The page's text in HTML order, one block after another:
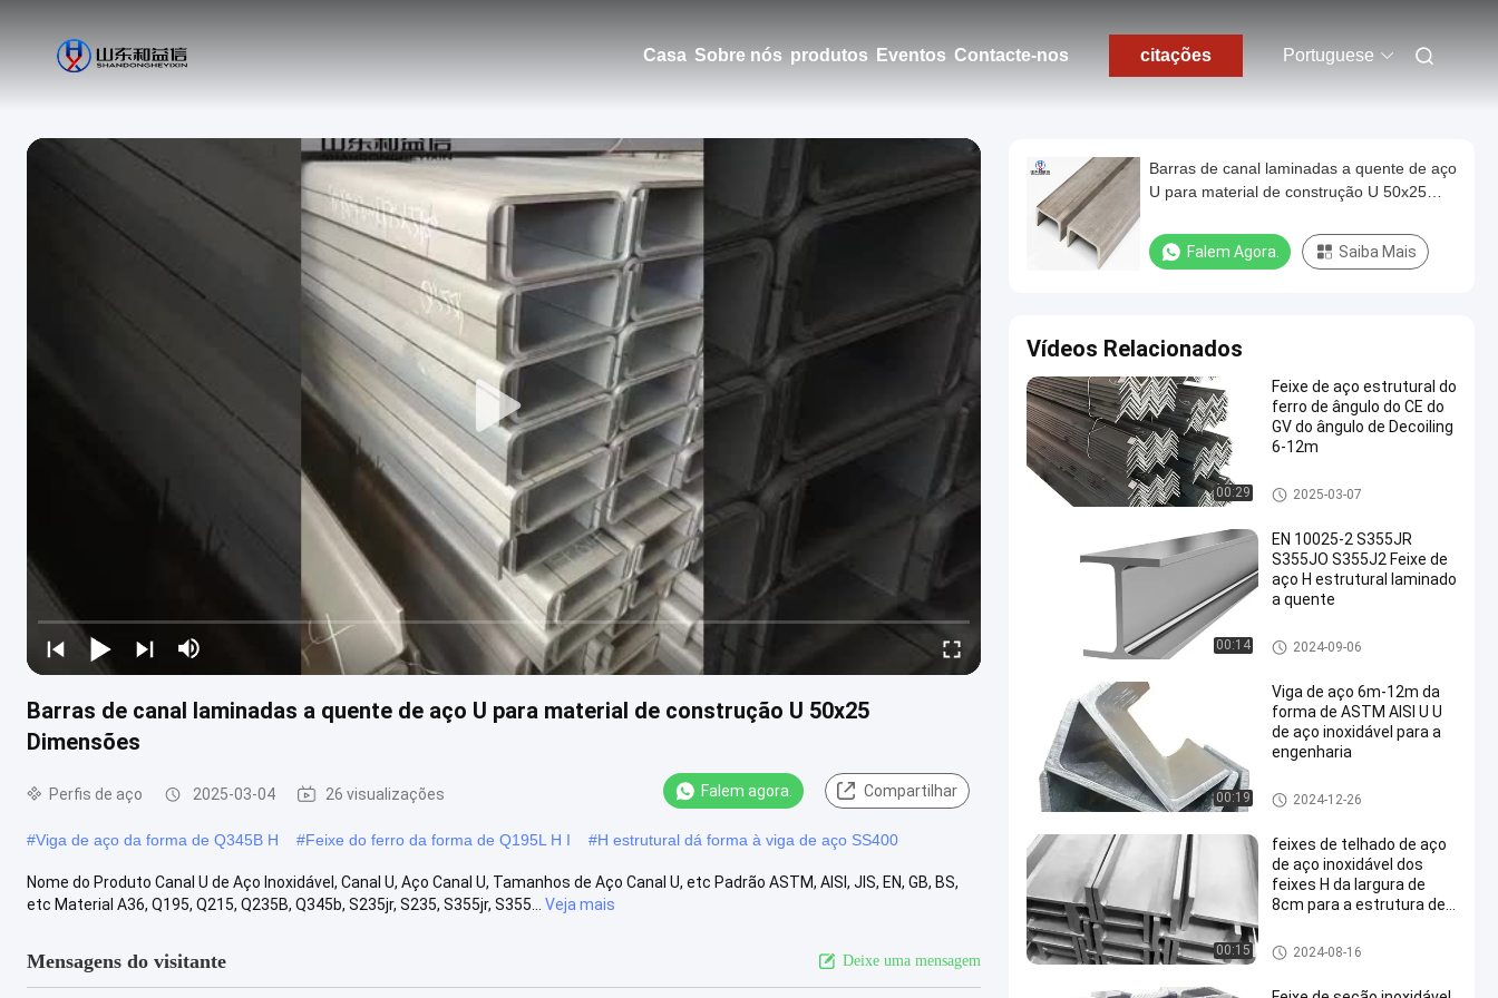
Casa Sobre nós produtos Eventos Contacte-nos citações Portuguese
Barras de canal laminadas a quente de aço U para material de construção U 50x25
Dimensões
Perfis de aço 2025-03-04 26 visualizações Falem agora. Compartilhar
#Viga de aço da forma de Q345B H #Feixe do ferro da forma de Q195L H I #H estrutural dá forma à viga de aço SS400
Nome do Produto Canal U de Aço Inoxidável, Canal U, Aço Canal U, Tamanhos de Aço Canal U, etc Padrão ASTM, AISI, JIS, EN, GB, BS,
etc Material A36, Q195, Q215, Q235B, Q345b, S235jr, S235, S355jr, S355...
Veja mais
Mensagens do visitante Deixe uma mensagem
Barras de canal laminadas a quente de aço
U para material de construção U 50x25
Falem Agora. Saiba Mais
Vídeos Relacionados
00:29
Feixe de aço estrutural do
ferro de ângulo do CE do
GV do ângulo de Decoiling
6-12m
Perfis de aço
2025-03-07
00:14
EN 10025-2 S355JR
S355JO S355J2 Feixe de
aço H estrutural laminado
a quente
Perfis de aço
2024-09-06
00:19
Viga de aço 6m-12m da
forma de ASTM AISI U U
de aço inoxidável para a
engenharia
Perfis de aço
2024-12-26
00:15
feixes de telhado de aço
de aço inoxidável dos
feixes H da largura de
8cm para a estrutura de
Perfis de aço
2024-08-16